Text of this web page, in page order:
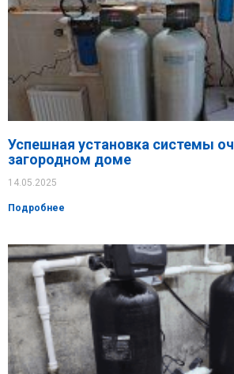
Успешная установка системы
загородном доме
14.05.2025
Подробнее